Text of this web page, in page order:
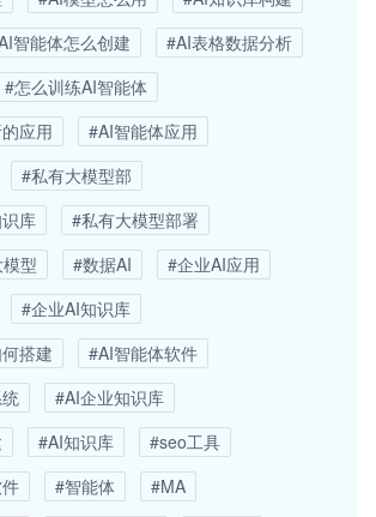
智能体怎么创建
#AI表格数据分析
#怎么训练AI智能体
应用
#AI智能体应用
#私有大模型部
库
#私有大模型部署
型
#数据AI
#企业AI应用
#企业AI知识库
搭建
#AI智能体软件
#AI企业知识库
#AI知识库
#seo工具
#智能体
#MA